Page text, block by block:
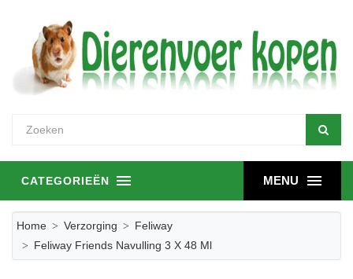
MENU
CATEGORIEËN
Home Verzorging
Feliway
Feliway Friends Navulling 3 X 48 Ml